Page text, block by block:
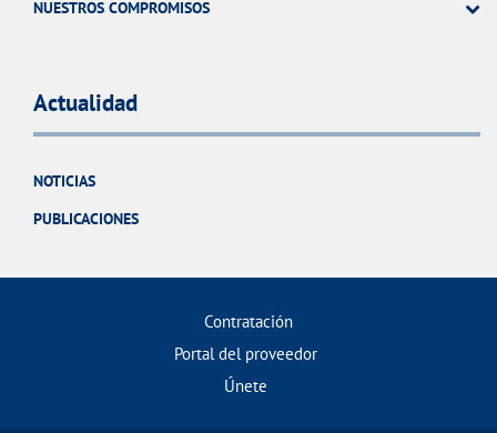
NUESTROS COMPROMISOS
Actualidad
NOTICIAS
PUBLICACIONES
Contratación
Portal del proveedor
Únete